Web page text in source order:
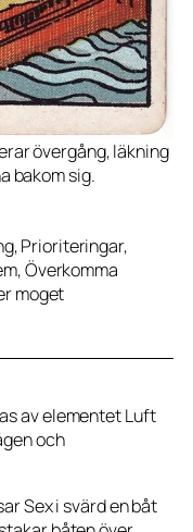
övergång, läkning
bakom sig.
Prioriteringar,
Överkomma
moget
av elementet Luft
och
Sex i svärd en båt